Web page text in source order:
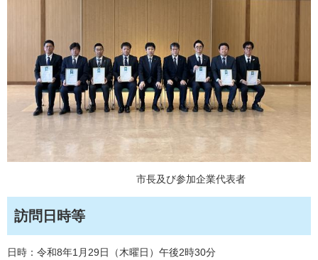
市長及び参加企業代表者
訪問日時等
日時：令和8年1月29日（木曜日）午後2時30分